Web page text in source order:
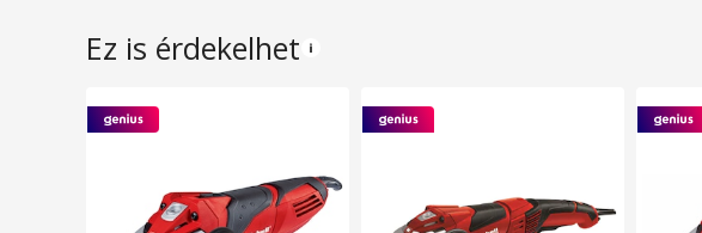
Ez is érdekelhet